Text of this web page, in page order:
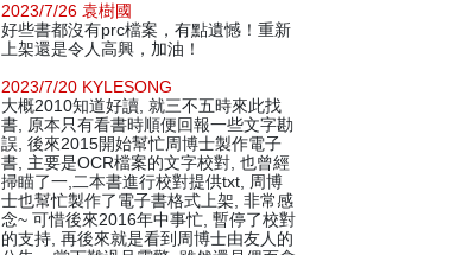
2023/7/26 袁樹國
好些書都沒有prc檔案，有點遺憾！重新
上架還是令人高興，加油！
2023/7/20 KYLESONG
大概2010知道好讀, 就三不五時來此找
書, 原本只有看書時順便回報一些文字勘
誤, 後來2015開始幫忙周博士製作電子
書, 主要是OCR檔案的文字校對, 也曾經
掃瞄了一,二本書進行校對提供txt, 周博
士也幫忙製作了電子書格式上架, 非常感
念~ 可惜後來2016年中事忙, 暫停了校對
的支持, 再後來就是看到周博士由友人的